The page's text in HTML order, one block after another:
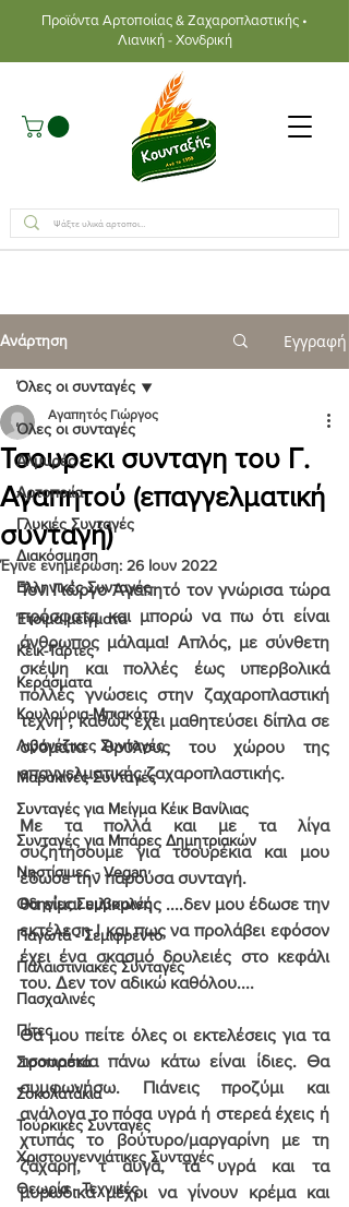
Προϊόντα Αρτοποιίας & Ζαχαροπλαστικής •
Λιανική - Χονδρική
Ανάρτηση Εγγραφή
Όλες οι συνταγές
Αλμυρές
Αρτοποιία
Γλυκιές Συνταγές
Διακόσμηση
Ελληνικές Συνταγές
Έτοιμα μείγματα
Κέικ-Τάρτες
Κεράσματα
Κουλούρια-Μπισκότα
Λιβανέζικες Συνταγές
Μαροκινές Συνταγές
Συνταγές για Μείγμα Κέικ Βανίλιας
Συνταγές για Μπάρες Δημητριακών
Νηστίσιμες - Vegan
Οδηγίες Συμβουλές
Παγωτά - Σεμιφρέντο
Παλαιστινιακές Συνταγές
Πασχαλινές
Πίτες
Σιροπιαστά
Σοκολατάκια
Τούρκικες Συνταγές
Χριστουγεννιάτικες Συνταγές
Θεωρία - Τεχνικές
Όλες οι συνταγές
Τσουρεκι συνταγη του Γ.
Αγαπητού (επαγγελματική
συνταγή)
Αγαπητός Γιώργος
Έγινε ενημέρωση: 26 Ιουν 2022
Τον Γιώργο Αγαπητό τον γνώρισα τώρα
πρόσφατα και μπορώ να πω ότι είναι
άνθρωπος μάλαμα! Απλός, με σύνθετη
σκέψη και πολλές έως υπερβολικά
πολλές γνώσεις στην ζαχαροπλαστική
τέχνη , καθώς έχει μαθητεύσει δίπλα σε
ονόματα θρύλους του χώρου της
επαγγελματικής ζαχαροπλαστικής.
Με τα πολλά και με τα λίγα
συζητήσουμε για τσουρέκια και μου
έδωσε την παρούσα συνταγή.
θα είμαι ειλικρινής ....δεν μου έδωσε την
εκτέλεση ! και πως να προλάβει εφόσον
έχει ένα σκασμό δουλειές στο κεφάλι
του. Δεν τον αδικώ καθόλου....
Θα μου πείτε όλες οι εκτελέσεις για τα
τσουρέκια πάνω κάτω είναι ίδιες. Θα
συμφωνήσω. Πιάνεις προζύμι και
ανάλογα το πόσα υγρά ή στερεά έχεις ή
χτυπάς το βούτυρο/μαργαρίνη με τη
ζάχαρη, τ αυγά, τα υγρά και τα
μυρωδικά μέχρι να γίνουν κρέμα και